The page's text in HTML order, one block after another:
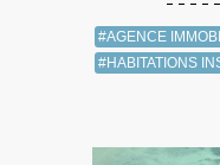
#AGENCE
#HABITATIONS